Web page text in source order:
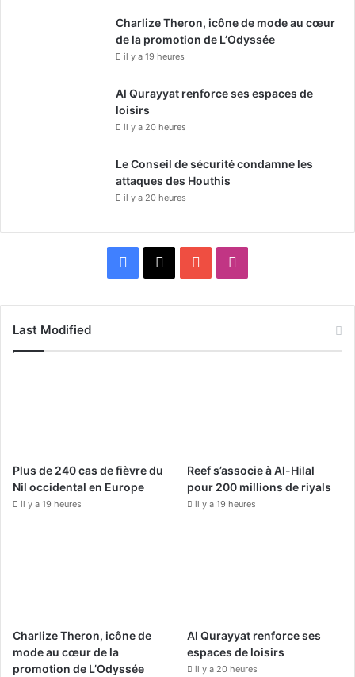
Charlize Theron, icône de mode au cœur
de la promotion de L’Odyssée
il y a 19 heures
Al Qurayyat renforce ses espaces de
loisirs
il y a 20 heures
Le Conseil de sécurité condamne les
attaques des Houthis
il y a 20 heures
e
k
T
t
a
Last Modified
Plus de 240 cas de fièvre du
Nil occidental en Europe
il y a 19 heures
Reef s’associe à Al-Hilal
pour 200 millions de riyals
il y a 19 heures
Charlize Theron, icône de
mode au cœur de la
promotion de L’Odyssée
Al Qurayyat renforce ses
espaces de loisirs
il y a 20 heures